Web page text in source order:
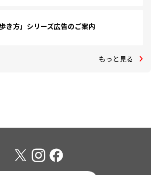
歩き方」シリーズ広告のご案内
もっと見る